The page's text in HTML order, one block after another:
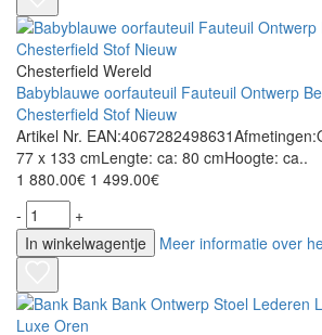
Chesterfield Wereld
Babyblauwe oorfauteuil Fauteuil Ontwerp
Chesterfield Stof Nieuw
Artikel Nr.
77 x 133 cmLengte: ca: 80 cmHoogte: ca..
1 880.00€ 1 499.00€
-
+
In winkelwagentje
Meer informatie over